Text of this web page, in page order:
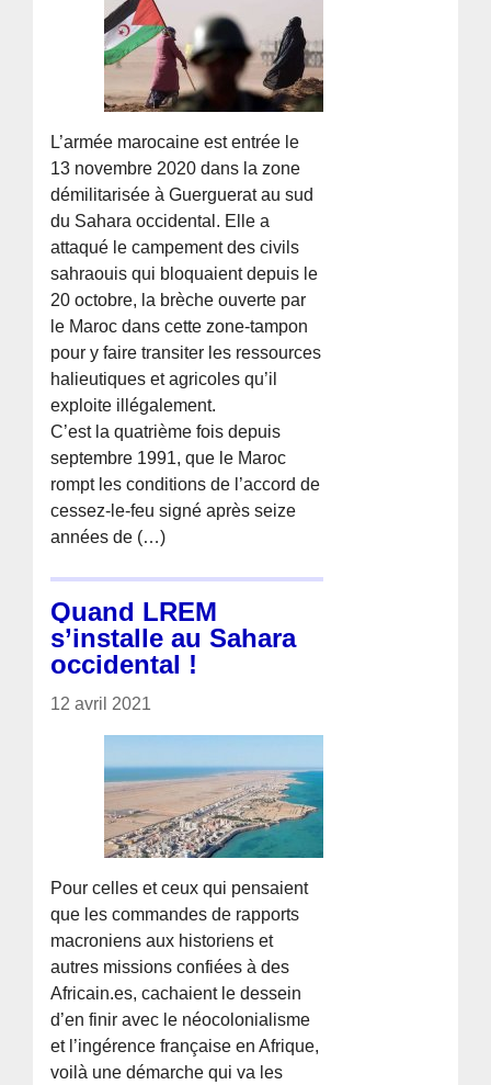
L’armée marocaine est entrée le
13 novembre 2020 dans la zone
démilitarisée à Guerguerat au sud
du Sahara occidental. Elle a
attaqué le campement des civils
sahraouis qui bloquaient depuis le
20 octobre, la brèche ouverte par
le Maroc dans cette zone-tampon
pour y faire transiter les ressources
halieutiques et agricoles qu’il
exploite illégalement.
C’est la quatrième fois depuis
septembre 1991, que le Maroc
rompt les conditions de l’accord de
cessez-le-feu signé après seize
années de (…)
Quand LREM
s’installe au Sahara
occidental !
12 avril 2021
Pour celles et ceux qui pensaient
que les commandes de rapports
macroniens aux historiens et
autres missions confiées à des
Africain.es, cachaient le dessein
d’en finir avec le néocolonialisme
et l’ingérence française en Afrique,
voilà une démarche qui va les